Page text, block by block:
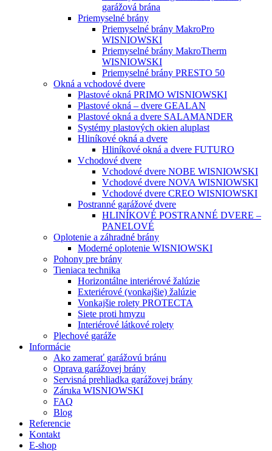
garážová brána
Priemyselné brány
Priemyselné brány MakroPro
WISNIOWSKI
Priemyselné brány MakroTherm
WISNIOWSKI
Priemyselné brány PRESTO 50
Okná a vchodové dvere
Plastové okná PRIMO WISNIOWSKI
Plastové okná – dvere GEALAN
Plastové okná a dvere SALAMANDER
Systémy plastových okien aluplast
Hliníkové okná a dvere
Hliníkové okná a dvere FUTURO
Vchodové dvere
Vchodové dvere NOBE WISNIOWSKI
Vchodové dvere NOVA WISNIOWSKI
Vchodové dvere CREO WISNIOWSKI
Postranné garážové dvere
HLINÍKOVÉ POSTRANNÉ DVERE –
PANELOVÉ
Oplotenie a záhradné brány
Moderné oplotenie WISNIOWSKI
Pohony pre brány
Tieniaca technika
Horizontálne interiérové žalúzie
Exteriérové (vonkajšie) žalúzie
Vonkajšie rolety PROTECTA
Siete proti hmyzu
Interiérové látkové rolety
Plechové garáže
Informácie
Ako zamerať garážovú bránu
Oprava garážovej brány
Servisná prehliadka garážovej brány
Záruka WISNIOWSKI
FAQ
Blog
Referencie
Kontakt
E-shop